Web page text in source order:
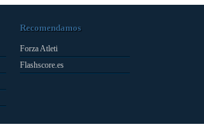
Recomendamos
Forza Atleti
Flashscore.es